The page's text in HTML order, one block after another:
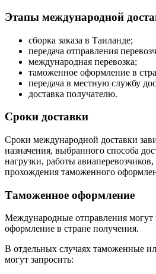
Этапы международной
сборка заказа в Таиланде;
передача отправления
международная перевозка;
таможенное оформление в
передача в местную службу
доставка получателю.
Сроки доставки
Сроки международной доставки
назначения, выбранного способа
нагрузки, работы
прохождения таможенного
Таможенное оформление
Международные отправления могут
оформление в стране получения.
В отдельных случаях таможенные
могут запросить: